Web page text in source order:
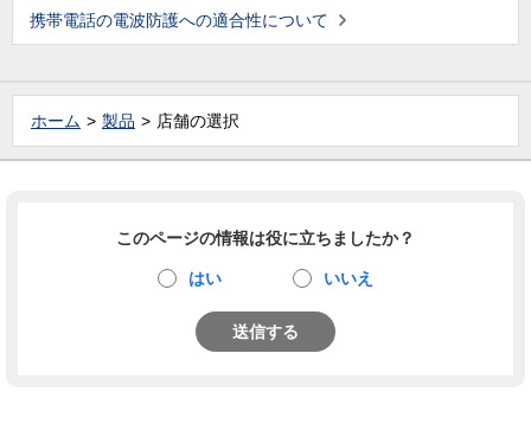
携帯電話の電波防護への適合性について
ホーム 製品 店舗の選択
このページの情報は役に立ちましたか？
はい いいえ
送信する